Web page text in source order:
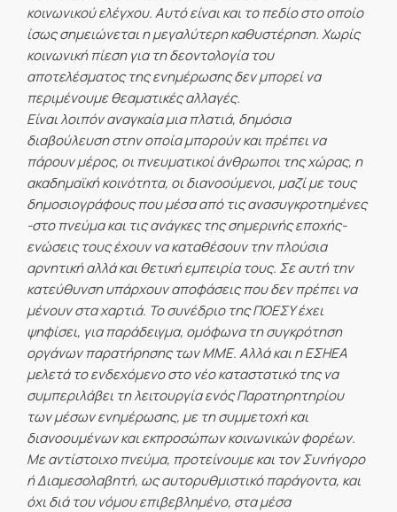
κοινωνικού ελέγχου. Αυτό είναι και το πεδίο στο οποίο
ίσως σημειώνεται η μεγαλύτερη καθυστέρηση. Χωρίς
κοινωνική πίεση για τη δεοντολογία του
αποτελέσματος της ενημέρωσης δεν μπορεί να
περιμένουμε θεαματικές αλλαγές.
Είναι λοιπόν αναγκαία μια πλατιά, δημόσια
διαβούλευση στην οποία μπορούν και πρέπει να
πάρουν μέρος, οι πνευματικοί άνθρωποι της χώρας, η
ακαδημαϊκή κοινότητα, οι διανοούμενοι, μαζί με τους
δημοσιογράφους που μέσα από τις ανασυγκροτημένες
-στο πνεύμα και τις ανάγκες της σημερινής εποχής-
ενώσεις τους έχουν να καταθέσουν την πλούσια
αρνητική αλλά και θετική εμπειρία τους. Σε αυτή την
κατεύθυνση υπάρχουν αποφάσεις που δεν πρέπει να
μένουν στα χαρτιά. Το συνέδριο της ΠΟΕΣΥ έχει
ψηφίσει, για παράδειγμα, ομόφωνα τη συγκρότηση
οργάνων παρατήρησης των ΜΜΕ. Αλλά και η ΕΣΗΕΑ
μελετά το ενδεχόμενο στο νέο καταστατικό της να
συμπεριλάβει τη λειτουργία ενός Παρατηρητηρίου
των μέσων ενημέρωσης, με τη συμμετοχή και
διανοουμένων και εκπροσώπων κοινωνικών φορέων.
Με αντίστοιχο πνεύμα, προτείνουμε και τον Συνήγορο
ή Διαμεσολαβητή, ως αυτορυθμιστικό παράγοντα, και
όχι διά του νόμου επιβεβλημένο, στα μέσα